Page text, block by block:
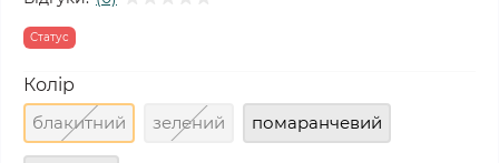
Статус
Колір
блакитний
зелений помаранчевий